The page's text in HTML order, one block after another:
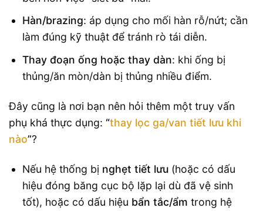
Hàn/brazing: áp dụng cho mối hàn rỗ/nứt; cần
làm đúng kỹ thuật để tránh rò tái diễn.
Thay đoạn ống hoặc thay dàn: khi ống bị
thủng/ăn mòn/dàn bị thủng nhiều điểm.
Đây cũng là nơi bạn nên hỏi thêm một truy vấn
phụ khá thực dụng: “thay lọc ga/van tiết lưu khi
nào”?
Nếu hệ thống bị nghẹt tiết lưu(hoặc có dấu
hiệu đóng băng cục bộ lặp lại dù đã vệ sinh
tốt), hoặc có dấu hiệu bẩn tắc/ẩm trong hệ